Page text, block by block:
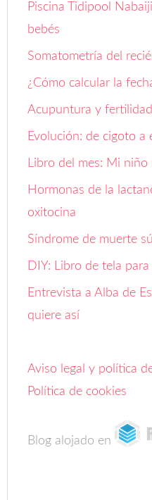
Piscina Tidipool
bebés
Somatometría del
¿Cómo calcular la
Acupuntura y fertilidad
Evolución: de cigoto
Libro del mes: Mi niño
Hormonas de la
oxitocina
Síndrome de muerte
DIY: Libro de tela para
Entrevista a Alba de
quiere así
Aviso legal y política
Política de cookies
Blog alojado en